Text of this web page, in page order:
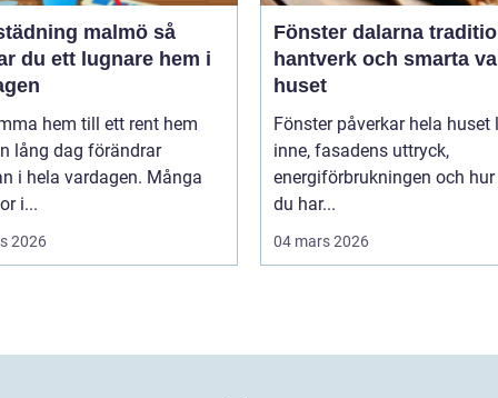
malmö så
du ett lugnare hem i
hem till ett rent hem
lång dag förändrar
i hela vardagen. Många
i...
2026
Fönster dalarna tradition,
hantverk och smarta
huset
Fönster påverkar hela huset ljuset
inne, fasadens uttryck,
energiförbrukningen och
du har...
04 mars 2026